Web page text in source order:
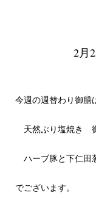
2月
今週の週替わり御膳
天然ぶり塩焼き
ハーブ豚と下仁
でございます。